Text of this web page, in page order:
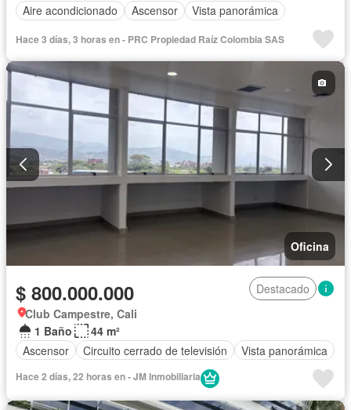
Aire acondicionado
Ascensor Vista panorámica
Hace 3 días, 3 horas en - PRC Propiedad Raíz Colombia SAS
Oficina
$ 800.000.000
Destacado
Club Campestre, Cali
1 Baño
44 m²
Ascensor
Circuito cerrado de televisión Vista panorámica
Hace 2 días, 22 horas en - JM Inmobiliaria